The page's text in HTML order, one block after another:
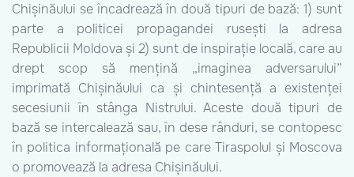
Chișinăului se încadrează în două tipuri de bază: 1) sunt
parte a politicei propagandei rusești la adresa
Republicii Moldova și 2) sunt de inspirație locală, care au
drept scop să mențină „imaginea adversarului”
imprimată Chișinăului ca și chintesență a existenței
secesiunii în stânga Nistrului. Aceste două tipuri de
bază se intercalează sau, în dese rânduri, se contopesc
în politica informațională pe care Tiraspolul și Moscova
o promovează la adresa Chișinăului.